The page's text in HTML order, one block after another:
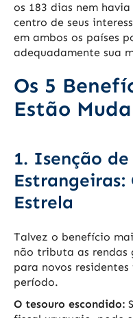
os 183 dias nem
centro de seus
em ambos os países
adequadamente sua
Os 5
Estão
1. Isenção de
Estrangeiras:
Estrela
Talvez o benefício
não tributa as
para novos
período.
O tesouro escondido: